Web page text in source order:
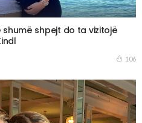
shpejt do ta vizitojë
106